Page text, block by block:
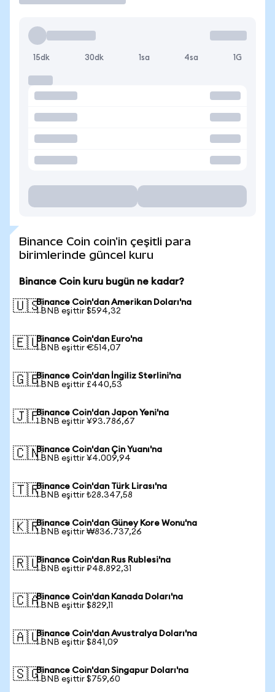
15dk 30dk 1sa 4sa 1G
Binance Coin coin'in çeşitli para
birimlerinde güncel kuru
Binance Coin kuru bugün ne kadar?
🇺🇸Binance Coin'dan Amerikan Doları'na
1 BNB eşittir $594,32
🇪🇺Binance Coin'dan Euro'na
1 BNB eşittir €514,07
🇬🇧Binance Coin'dan İngiliz Sterlini'na
1 BNB eşittir £440,53
🇯🇵Binance Coin'dan Japon Yeni'na
1 BNB eşittir ¥93.786,67
🇨🇳Binance Coin'dan Çin Yuanı'na
1 BNB eşittir ¥4.009,94
🇹🇷Binance Coin'dan Türk Lirası'na
1 BNB eşittir ₺28.347,58
🇰🇷Binance Coin'dan Güney Kore Wonu'na
1 BNB eşittir ₩836.737,26
🇷🇺Binance Coin'dan Rus Rublesi'na
1 BNB eşittir ₽48.892,31
🇨🇦Binance Coin'dan Kanada Doları'na
1 BNB eşittir $829,11
🇦🇺Binance Coin'dan Avustralya Doları'na
1 BNB eşittir $841,09
🇸🇬Binance Coin'dan Singapur Doları'na
1 BNB eşittir $759,60